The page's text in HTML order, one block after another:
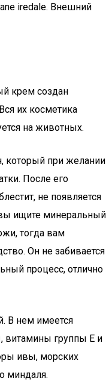
iredale. Внешний
крем создан
их косметика
на животных.
который при желании
После его
не появляется
вы ищите минеральный
тогда вам
Он не забивается
процесс, отлично
В нем имеется
витамины группы E и
ивы, морских
миндаля.